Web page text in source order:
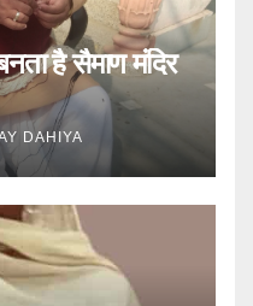
है सैमाण मंदिर
DAHIYA